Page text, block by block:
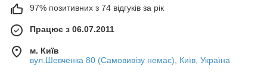
97% позитивних з 74 відгуків за рік
Працює з 06.07.2011
м. Київ
вул.Шевченка 80 (Самовивізу немає), Київ, Україна